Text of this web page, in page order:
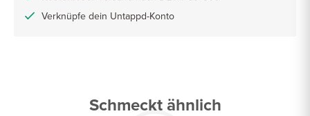
Verknüpfe dein Untappd-Konto
Schmeckt ähnlich